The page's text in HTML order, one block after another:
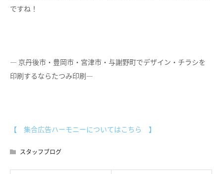
ですね！
― 京丹後市・豊岡市・宮津市・与謝野町でデザイン・チラシを
印刷するならたつみ印刷―
【 集合広告ハーモニーについてはこちら 】
スタッフブログ